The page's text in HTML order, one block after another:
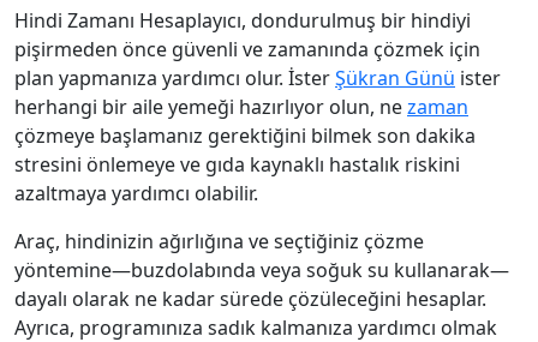
Hindi Zamanı Hesaplayıcı, dondurulmuş bir hindiyi
pişirmeden önce güvenli ve zamanında çözmek için
plan yapmanıza yardımcı olur. İsterŞükran Günü ister
herhangi bir aile yemeği hazırlıyor olun, nezaman
çözmeye başlamanız gerektiğini bilmek son dakika
stresini önlemeye ve gıda kaynaklı hastalık riskini
azaltmaya yardımcı olabilir.
Araç, hindinizin ağırlığına ve seçtiğiniz çözme
yöntemine—buzdolabında veya soğuk su kullanarak—
dayalı olarak ne kadar sürede çözüleceğini hesaplar.
Ayrıca, programınıza sadık kalmanıza yardımcı olmak